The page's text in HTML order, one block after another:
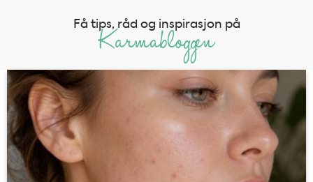
Få tips, råd og inspirasjon på
Karmabloggen